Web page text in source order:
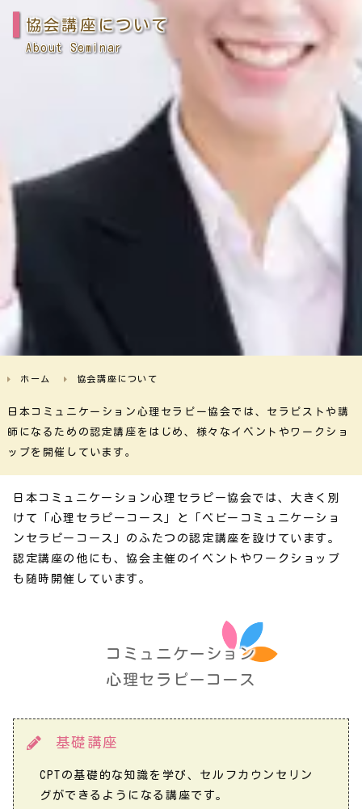
協会講座について
About Seminar
ホーム 協会講座について
日本コミュニケーション心理セラピー協会では、セラピストや講
師になるための認定講座をはじめ、様々なイベントやワークショ
ップを開催しています。
日本コミュニケーション心理セラピー協会では、大きく別
けて「心理セラピーコース」と「ベビーコミュニケーショ
ンセラピーコース」のふたつの認定講座を設けています。
認定講座の他にも、協会主催のイベントやワークショップ
も随時開催しています。
コミュニケーション
心理セラピーコース
基礎講座
CPTの基礎的な知識を学び、セルフカウンセリン
グができるようになる講座です。